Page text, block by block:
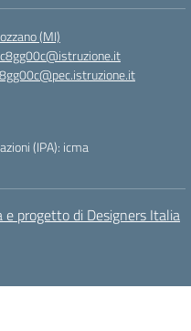
(MI)
(IPA): icma
e progetto di Designers Italia